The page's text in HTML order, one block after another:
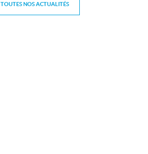
TOUTES NOS ACTUALITÉS